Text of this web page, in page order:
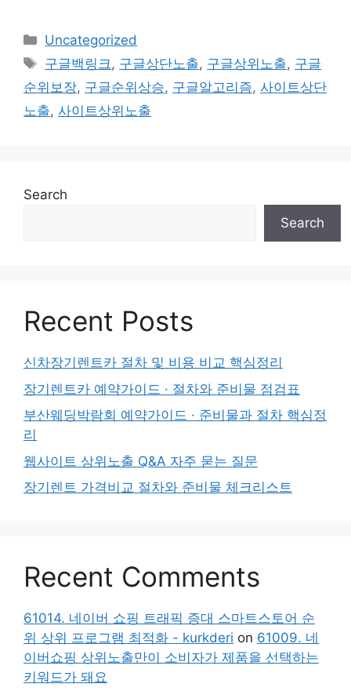
Categories
Uncategorized
Tags
구글백링크, 구글상단노출, 구글상위노출, 구글
순위보장, 구글순위상승, 구글알고리즘, 사이트상단
노출, 사이트상위노출
Search
Search
Recent Posts
신차장기렌트카 절차 및 비용 비교 핵심정리
장기렌트카 예약가이드 · 절차와 준비물 점검표
부산웨딩박람회 예약가이드 · 준비물과 절차 핵심정
리
웹사이트 상위노출 Q&A 자주 묻는 질문
장기렌트 가격비교 절차와 준비물 체크리스트
Recent Comments
61014. 네이버 쇼핑 트래픽 증대 스마트스토어 순
위 상위 프로그램 최적화 - kurkderi on 61009. 네
이버쇼핑 상위노출만이 소비자가 제품을 선택하는
키워드가 돼요